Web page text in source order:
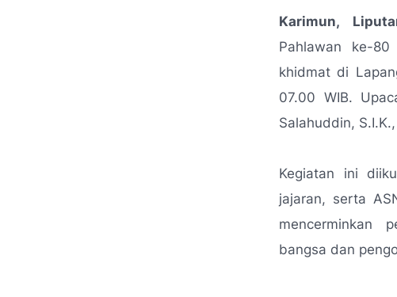
Karimun,
Pahlawan ke-
khidmat di
07.00 WIB.
Salahuddin,
Kegiatan ini
jajaran, serta
mencerminkan
bangsa dan